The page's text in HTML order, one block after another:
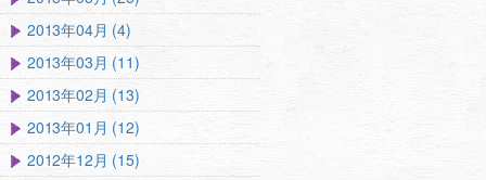
2013年04月 (4)
2013年03月 (11)
2013年02月 (13)
2013年01月 (12)
2012年12月 (15)